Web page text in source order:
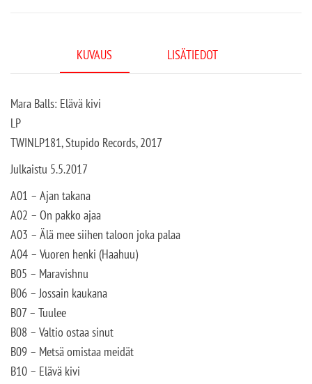
KUVAUS LISÄTIEDOT
Mara Balls: Elävä kivi
LP
TWINLP181, Stupido Records, 2017
Julkaistu 5.5.2017
A01 – Ajan takana
A02 – On pakko ajaa
A03 – Älä mee siihen taloon joka palaa
A04 – Vuoren henki (Haahuu)
B05 – Maravishnu
B06 – Jossain kaukana
B07 – Tuulee
B08 – Valtio ostaa sinut
B09 – Metsä omistaa meidät
B10 – Elävä kivi